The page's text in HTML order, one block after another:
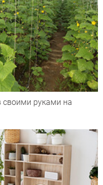
своими руками на